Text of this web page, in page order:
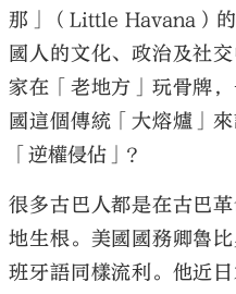
那」（Little Havana）
國人的文化、政治及社
家在「老地方」玩骨牌
國這個傳統「大熔爐」
「逆權侵佔」？
很多古巴人都是在古巴
地生根。美國國務卿魯
班牙語同樣流利。他近